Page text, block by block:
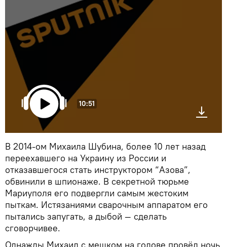
10:51
В 2014-ом Михаила Шубина, более 10 лет назад
переехавшего на Украину из России и
отказавшегося стать инструктором “Азова”,
обвинили в шпионаже. В секретной тюрьме
Мариуполя его подвергли самым жестоким
пыткам. Истязаниями сварочным аппаратом его
пытались запугать, а дыбой — сделать
сговорчивее.